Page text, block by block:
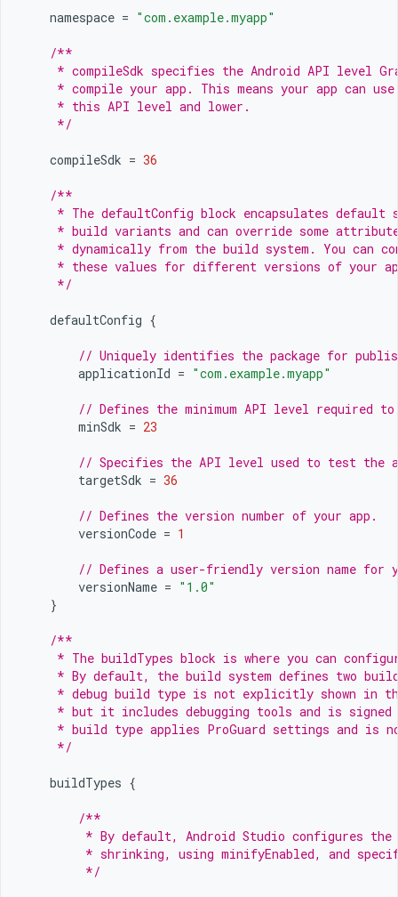
namespace = "com.example.myapp"
/**
* compileSdk specifies the Android API level
* compile your app. This means your app can
     * this API level and lower.
     */
compileSdk = 36
/**
* The defaultConfig block encapsulates default
* build variants and can override some
* dynamically from the build system. You can
* these values for different versions of your
     */
defaultConfig {
// Uniquely identifies the package for
applicationId = "com.example.myapp"
// Defines the minimum API level required
minSdk = 23
// Specifies the API level used to test the
targetSdk = 36
// Defines the version number of your app.
versionCode = 1
// Defines a user-friendly version name for
versionName = "1.0"
}
/**
* The buildTypes block is where you can
* By default, the build system defines two
* debug build type is not explicitly shown in
* but it includes debugging tools and is
* build type applies ProGuard settings and is
     */
buildTypes {
/**
* By default, Android Studio configures
* shrinking, using minifyEnabled, and
         */